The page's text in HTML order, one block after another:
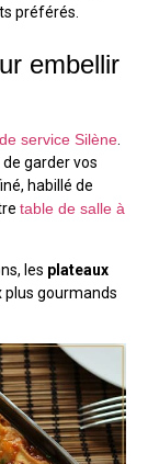
préférés.
embellir
service Silène
garder vos
habillé de
table de salle à
les plateaux
plus gourmands